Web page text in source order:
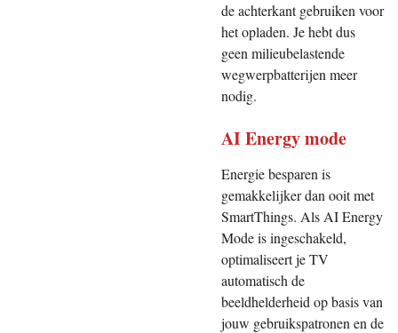
de achterkant gebruiken voor
het opladen. Je hebt dus
geen milieubelastende
wegwerpbatterijen meer
nodig.
AI Energy mode
Energie besparen is
gemakkelijker dan ooit met
SmartThings. Als AI Energy
Mode is ingeschakeld,
optimaliseert je TV
automatisch de
beeldhelderheid op basis van
jouw gebruikspatronen en de